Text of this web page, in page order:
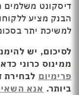
הבנק מציע
למשיכת יתר בסכום של
לסיכום, יש
ממינוס כרוני
פרימיום לבחירת
ביותר. אנא